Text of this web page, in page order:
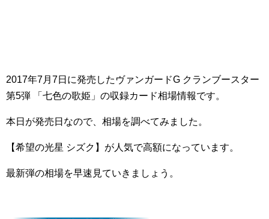
2017年7月7日に発売したヴァンガードG クランブースター
第5弾 「七色の歌姫」の収録カード相場情報です。
本日が発売日なので、相場を調べてみました。
【希望の光星 シズク】が人気で高額になっています。
最新弾の相場を早速見ていきましょう。